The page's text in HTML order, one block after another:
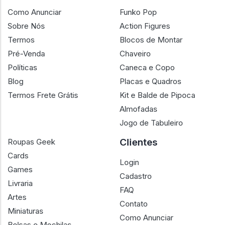
Como Anunciar
Sobre Nós
Termos
Pré-Venda
Políticas
Blog
Termos Frete Grátis
Funko Pop
Action Figures
Blocos de Montar
Chaveiro
Caneca e Copo
Placas e Quadros
Kit e Balde de Pipoca
Almofadas
Jogo de Tabuleiro
Roupas Geek
Cards
Games
Livraria
Artes
Miniaturas
Clientes
Login
Cadastro
FAQ
Contato
Como Anunciar